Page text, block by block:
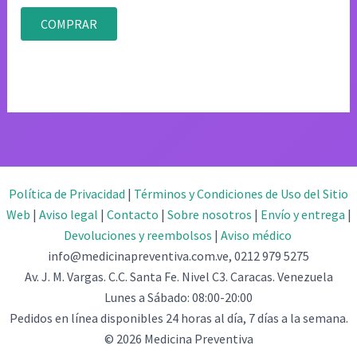
Valorado
4.83
de 5
COMPRAR
Política de Privacidad | Términos y Condiciones de Uso del Sitio
Web | Aviso legal | Contacto | Sobre nosotros | Envío y entrega |
Devoluciones y reembolsos | Aviso médico
info@medicinapreventiva.com.ve, 0212 979 5275
Av. J. M. Vargas. C.C. Santa Fe. Nivel C3. Caracas. Venezuela
Lunes a Sábado: 08:00-20:00
Pedidos en línea disponibles 24 horas al día, 7 días a la semana.
© 2026 Medicina Preventiva